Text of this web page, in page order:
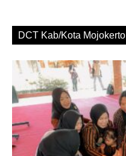
DCT Kab/Kota Mojokerto